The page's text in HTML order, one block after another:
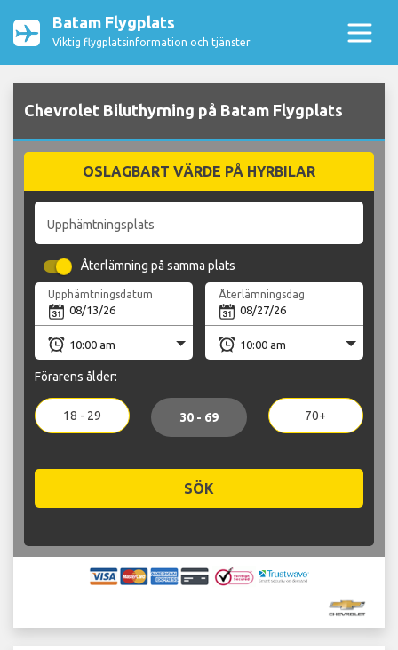
Batam Flygplats
Viktig flygplatsinformation och tjänster
Chevrolet Biluthyrning på Batam Flygplats
OSLAGBART VÄRDE PÅ HYRBILAR
Upphämtningsplats
Återlämning på samma plats
Upphämtningsdatum Återlämningsdag
Förarens ålder:
18 - 29 30 - 69 70+
SÖK